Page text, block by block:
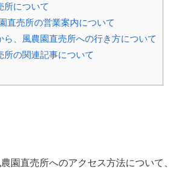
所について
直売所の営業案内について
、風農園直売所への行き方について
の関連記事について
園直売所へのアクセス方法について、